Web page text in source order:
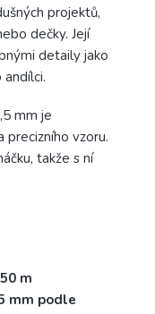
projektů,
dečky. Její
detaily jako
mm je
vzoru.
takže s ní
m
mm podle